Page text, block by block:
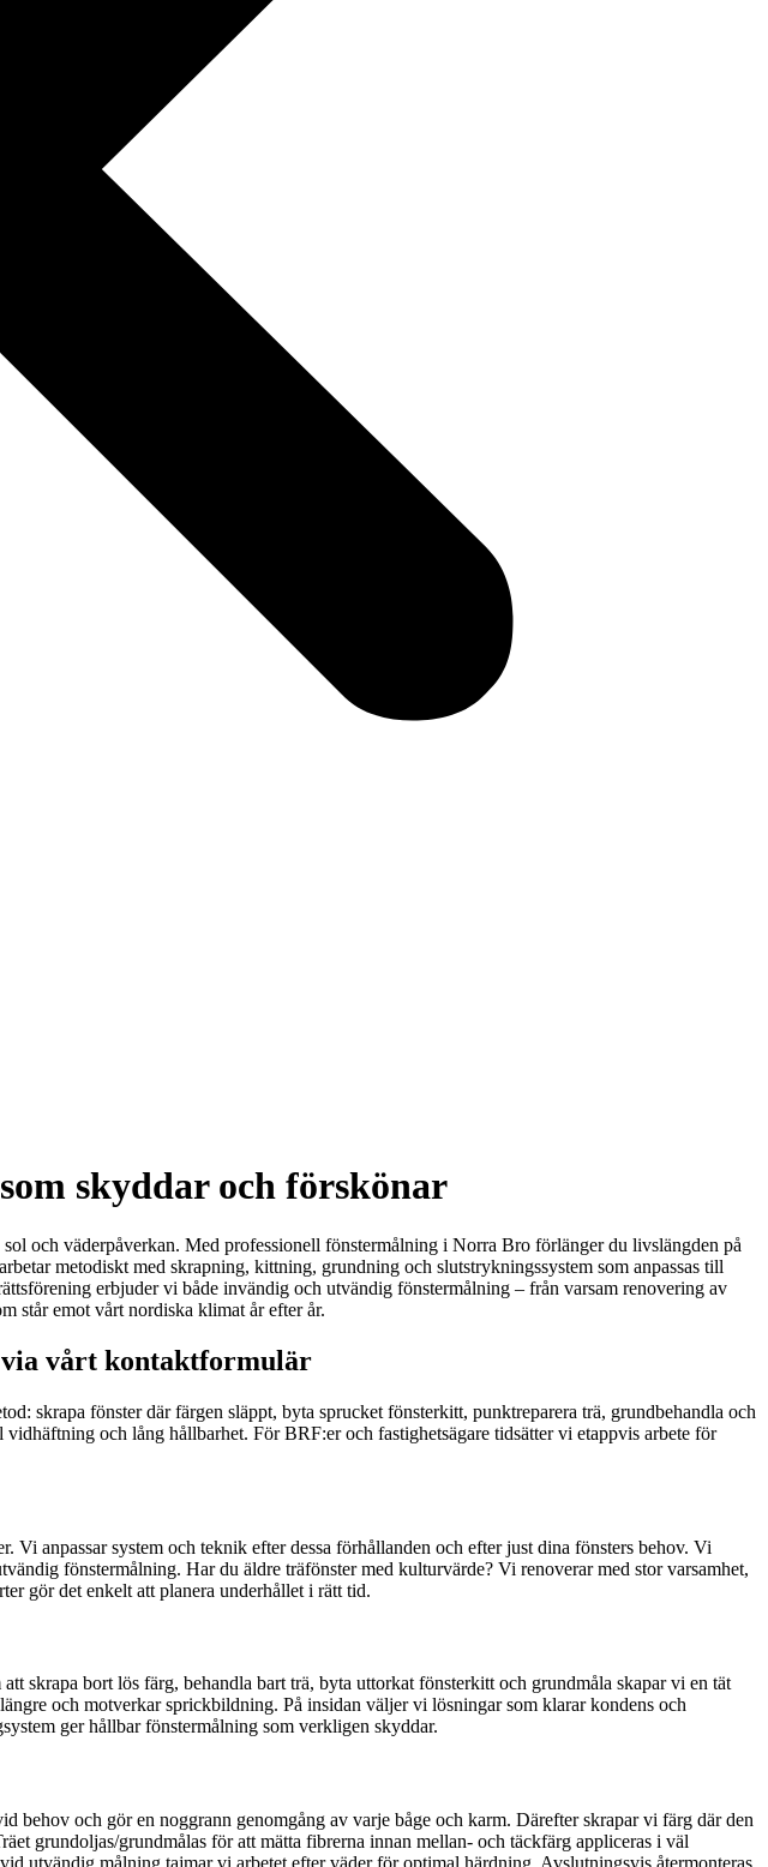
skyddar och förskönar
och väderpåverkan. Med professionell fönstermålning i Norra Bro förlänger du livslängden på
metodiskt med skrapning, kittning, grundning och slutstrykningssystem som anpassas till
erbjuder vi både invändig och utvändig fönstermålning – från varsam renovering av
står emot vårt nordiska klimat år efter år.
via vårt kontaktformulär
skrapa fönster där färgen släppt, byta sprucket fönsterkitt, punktreparera trä, grundbehandla och
och lång hållbarhet. För BRF:er och fastighetsägare tidsätter vi etappvis arbete för
anpassar system och teknik efter dessa förhållanden och efter just dina fönsters behov. Vi
fönstermålning. Har du äldre träfönster med kulturvärde? Vi renoverar med stor varsamhet,
gör det enkelt att planera underhållet i rätt tid.
skrapa bort lös färg, behandla bart trä, byta uttorkat fönsterkitt och grundmåla skapar vi en tät
och motverkar sprickbildning. På insidan väljer vi lösningar som klarar kondens och
ger hållbar fönstermålning som verkligen skyddar.
behov och gör en noggrann genomgång av varje båge och karm. Därefter skrapar vi färg där den
grundoljas/grundmålas för att mätta fibrerna innan mellan- och täckfärg appliceras i väl
utvändig målning tajmar vi arbetet efter väder för optimal härdning. Avslutningsvis återmonteras